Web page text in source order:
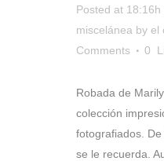
Posted at 18:16h
miscelánea by el
Comments
0
Robada de
colección
fotografiados.
se le recuerda.